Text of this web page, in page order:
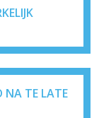
NA TE LATE